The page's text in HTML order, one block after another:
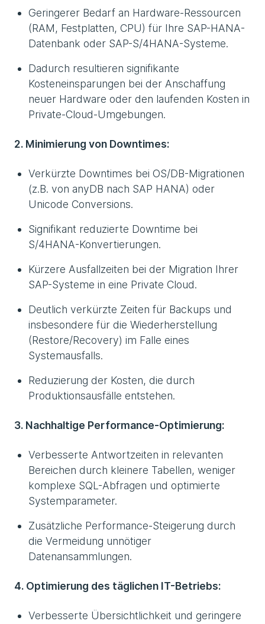
Geringerer Bedarf an Hardware-Ressourcen
(RAM, Festplatten, CPU) für Ihre SAP-HANA-
Datenbank oder SAP-S/4HANA-Systeme.
Dadurch resultieren signifikante
Kosteneinsparungen bei der Anschaffung
neuer Hardware oder den laufenden Kosten in
Private-Cloud-Umgebungen.
2. Minimierung von Downtimes:
Verkürzte Downtimes bei OS/DB-Migrationen
(z.B. von anyDB nach SAP HANA) oder
Unicode Conversions.
Signifikant reduzierte Downtime bei
S/4HANA-Konvertierungen.
Kürzere Ausfallzeiten bei der Migration Ihrer
SAP-Systeme in eine Private Cloud.
Deutlich verkürzte Zeiten für Backups und
insbesondere für die Wiederherstellung
(Restore/Recovery) im Falle eines
Systemausfalls.
Reduzierung der Kosten, die durch
Produktionsausfälle entstehen.
3. Nachhaltige Performance-Optimierung:
Verbesserte Antwortzeiten in relevanten
Bereichen durch kleinere Tabellen, weniger
komplexe SQL-Abfragen und optimierte
Systemparameter.
Zusätzliche Performance-Steigerung durch
die Vermeidung unnötiger
Datenansammlungen.
4. Optimierung des täglichen IT-Betriebs:
Verbesserte Übersichtlichkeit und geringere